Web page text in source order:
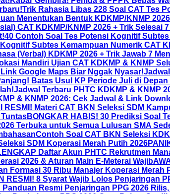
Trik Rahasia Libas 228 Soal CAT Tes
Menentukan Bentuk KDKMP/KNMP
CAT KDKMP/KNMP 2026 + Trik Selesai
40 Contoh Soal Tes Potensi Kognitif
Subtes Kemampuan Numerik CAT
(Verbal) KDKMP 2026 + Trik Jawab 7
Mandiri Ujian CAT KDKMP & KNMP
Google Maps Biar Nggak Nyasar!
Batas Usul KP Periode Juli di
Jadwal Terbaru PHTC KDKMP & KNMP
& KNMP 2026: Cek Jadwal & Link
RESMI! Materi CAT BKN Seleksi SDM
BONGKAR HABIS! 30 Prediksi Soal
Terbuka untuk Semua Lulusan SMA
Contoh Soal CAT BKN Seleksi
SDM Koperasi Merah Putih 2026
Daftar Akun PHTC Rekrutmen
2026 & Aturan Main E-Meterai Wajib
Formasi 30 Ribu Manajer Koperasi Merah
RESMI! 8 Syarat Wajib Lolos Penjaringan
Panduan Resmi Penjaringan PPG 2026